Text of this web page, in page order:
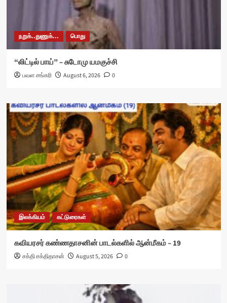
நறுக்..துணுக்... பொது
“லிட்டில் பாய்” – சுடோமு யமகுச்சி
பவள சங்கரி August 6, 2026 0
இலக்கியம் கட்டுரைகள்
கவியரசர் கண்ணதாசனின் பாடல்களில் ஆன்மீகம் – 19
சக்தி சக்திதாசன் August 5, 2026 0